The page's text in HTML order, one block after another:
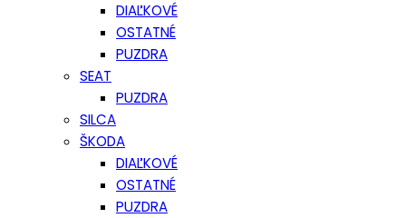
DIAĽKOVÉ
OSTATNÉ
PUZDRA
SEAT
PUZDRA
SILCA
ŠKODA
DIAĽKOVÉ
OSTATNÉ
PUZDRA